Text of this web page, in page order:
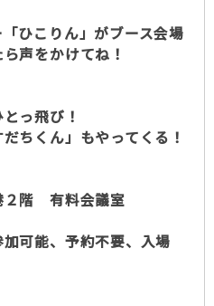
ひこりん」がブース会場
声をかけてね！
っ飛び！
ちくん」もやってくる！
２階 有料会議室
可能、予約不要、入場